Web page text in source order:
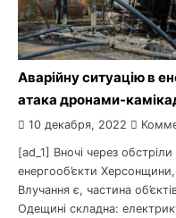
Аварійну ситуацію в
атака дронами-
10 декабря, 2022
[ad_1] Вночі через
енергооб’єкти
Влучання є, частина
Одещині складна: